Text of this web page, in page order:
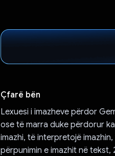
Çfarë bën
Lexuesi i imazheve përdor
ose të marra duke përdorur
imazhi, të interpretojë
përpunimin e imazhit në tekst,